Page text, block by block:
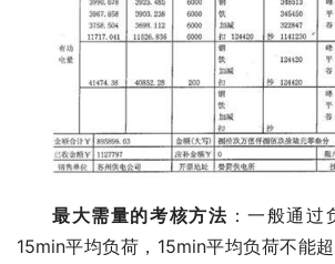
最大需量的考核方法 ：一般通
15min平均负荷，15min平均负荷不能